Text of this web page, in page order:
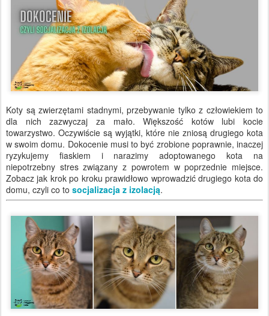
Koty są zwierzętami stadnymi, przebywanie tylko z człowiekiem to
dla nich zazwyczaj za mało. Większość kotów lubi kocie
towarzystwo. Oczywiście są wyjątki, które nie zniosą drugiego kota
w swoim domu. Dokocenie musi to być zrobione poprawnie, inaczej
ryzykujemy fiaskiem i narazimy adoptowanego kota na
niepotrzebny stres związany z powrotem w poprzednie miejsce.
Zobacz jak krok po kroku prawidłowo wprowadzić drugiego kota do
domu, czyli co to socjalizacja z izolacją.